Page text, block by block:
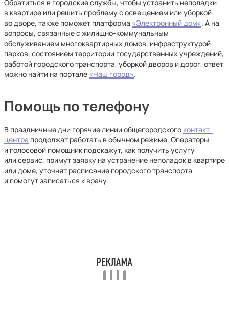
Обратиться в городские службы, чтобы устранить неполадки
в квартире или решить проблему с освещением или уборкой
во дворе, также поможет платформа «Электронный дом». А на
вопросы, связанные с жилищно-коммунальным
обслуживанием многоквартирных домов, инфраструктурой
парков, состоянием территории государственных учреждений,
работой городского транспорта, уборкой дворов и дорог, ответ
можно найти на портале «Наш город».
Помощь по телефону
В праздничные дни горячие линии общегородского контакт-
центра продолжат работать в обычном режиме. Операторы
и голосовой помощник подскажут, как получить услугу
или сервис, примут заявку на устранение неполадок в квартире
или доме, уточнят расписание городского транспорта
и помогут записаться к врачу.